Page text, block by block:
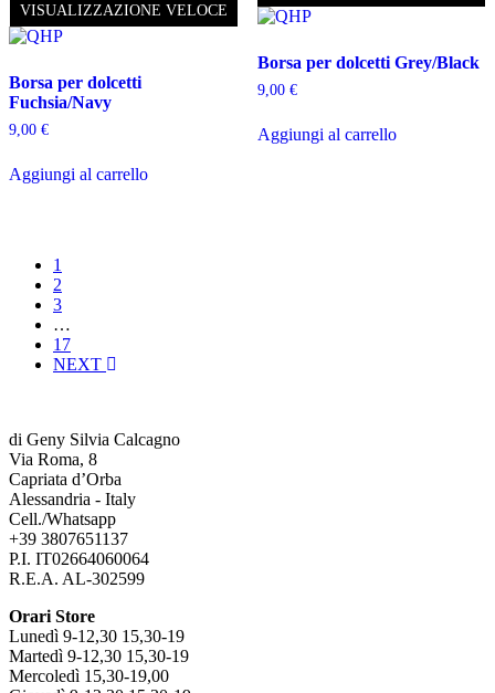
VISUALIZZAZIONE VELOCE
Borsa per dolcetti
Fuchsia/Navy
9,00 €
Aggiungi al carrello
Borsa per dolcetti Grey/Black
9,00 €
Aggiungi al carrello
1
2
3
…
17
NEXT
di Geny Silvia Calcagno
Via Roma, 8
Capriata d’Orba
Alessandria - Italy
Cell./Whatsapp
+39 3807651137
P.I. IT02664060064
R.E.A. AL-302599
Orari Store
Lunedì 9-12,30 15,30-19
Martedì 9-12,30 15,30-19
Mercoledì 15,30-19,00